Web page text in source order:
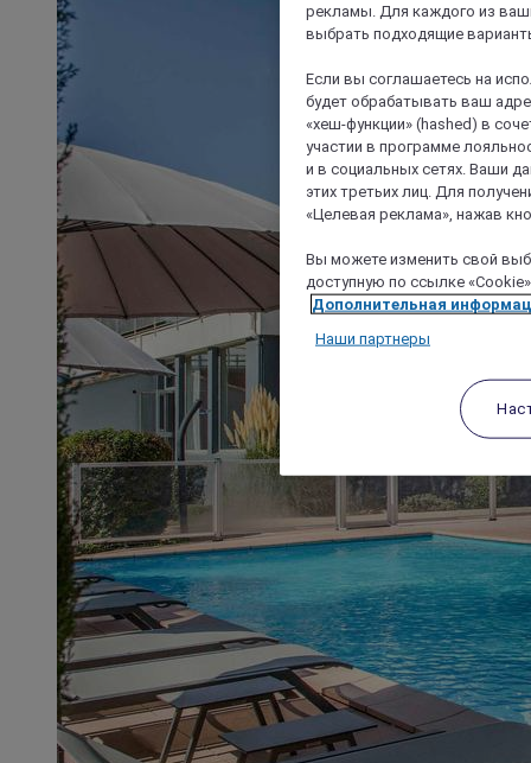
рекламы. Для каждого из
выбрать подходящие
Если вы соглашаетесь на
будет обрабатывать ваш
«хеш-функции» (hashed) в
участии в программе
и в социальных сетях. Ваши
этих третьих лиц. Для
«Целевая реклама», нажав
Вы можете изменить свой
доступную по ссылке
Дополнительная
Наши партнеры